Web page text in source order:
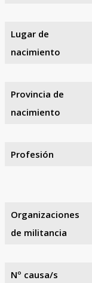
Lugar de
nacimiento
Provincia de
nacimiento
Profesión
Organizaciones
de militancia
Nº causa/s